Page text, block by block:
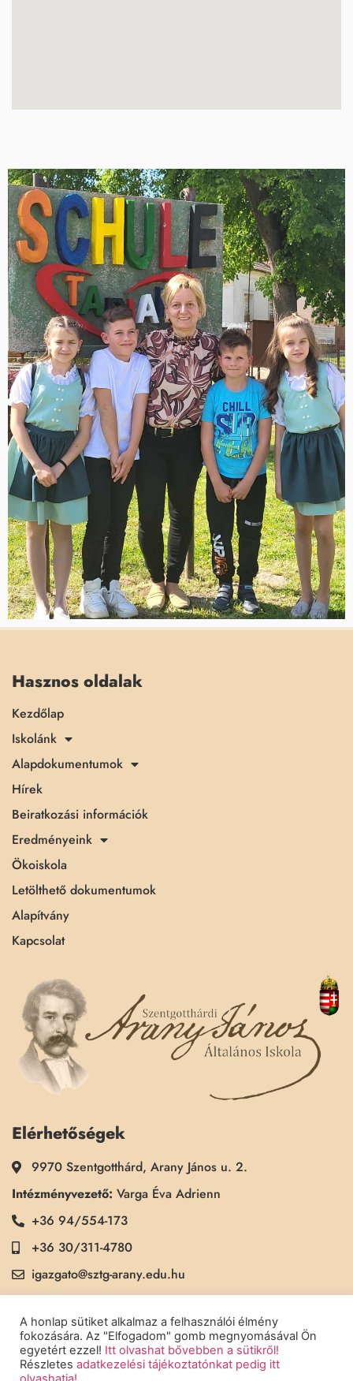
Hasznos oldalak
Kezdőlap
Iskolánk
Alapdokumentumok
Hírek
Beiratkozási információk
Eredményeink
Ökoiskola
Letölthető dokumentumok
Alapítvány
Kapcsolat
Elérhetőségek
9970 Szentgotthárd, Arany János u. 2.
Intézményvezető: Varga Éva Adrienn
+36 94/554-173
+36 30/311-4780
igazgato@sztg-arany.edu.hu
Titkárság:Kimmel Kinga
+36 30/311-5790
titkarsag@sztg-arany.edu.hu
A honlap sütiket alkalmaz a felhasználói élmény
fokozására. Az "Elfogadom" gomb megnyomásával Ön
egyetért ezzel! Itt olvashat bővebben a sütikről!
Részletes adatkezelési tájékoztatónkat pedig itt